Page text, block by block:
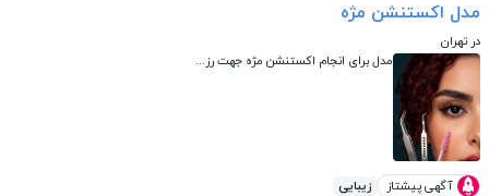
مدل اکستنشن مژه
در تهران
مدل برای انجام اکستنشن مژه جهت رز...
آگهی پیشتاز زیبایی